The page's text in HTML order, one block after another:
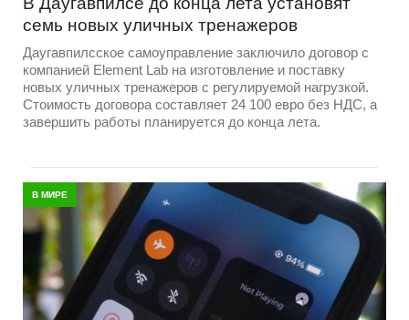
семь новых уличных тренажеров
Даугавпилсское самоуправление заключило договор с
компанией Element Lab на изготовление и поставку
новых уличных тренажеров с регулируемой нагрузкой.
Стоимость договора составляет 24 100 евро без НДС, а
завершить работы планируется до конца лета.
В МИРЕ